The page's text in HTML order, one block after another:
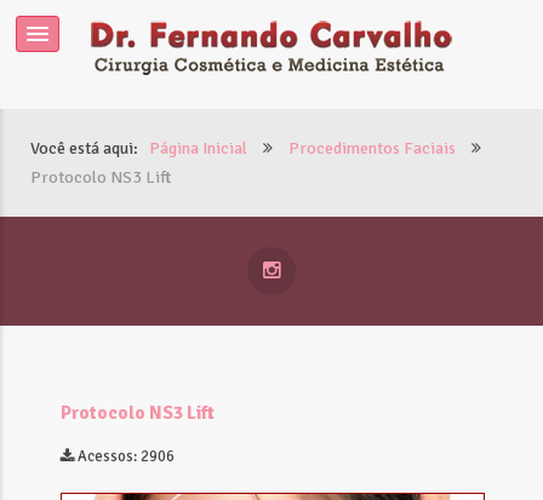
Você está aqui: Página Inicial
Procedimentos Faciais
Protocolo NS3 Lift
Protocolo NS3 Lift
Acessos: 2906